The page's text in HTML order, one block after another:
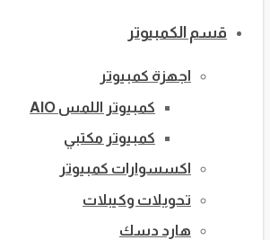
قسم الكمبيوتر
اجهزة كمبيوتر
كمبيوتر اللمس AIO
كمبيوتر مكتبي
اكسسوارات كمبيوتر
تحويلات وكيبلات
هارد دسك